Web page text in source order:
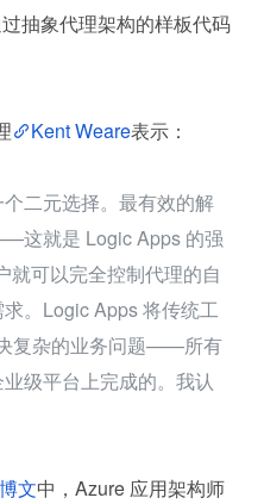
抽象代理架构的样板代码
Kent Weare表示：
二元选择。最有效的解
这就是 Logic Apps 的强
就可以完全控制代理的自
。Logic Apps 将传统工
复杂的业务问题——所有
级平台上完成的。我认
文中，Azure 应用架构师